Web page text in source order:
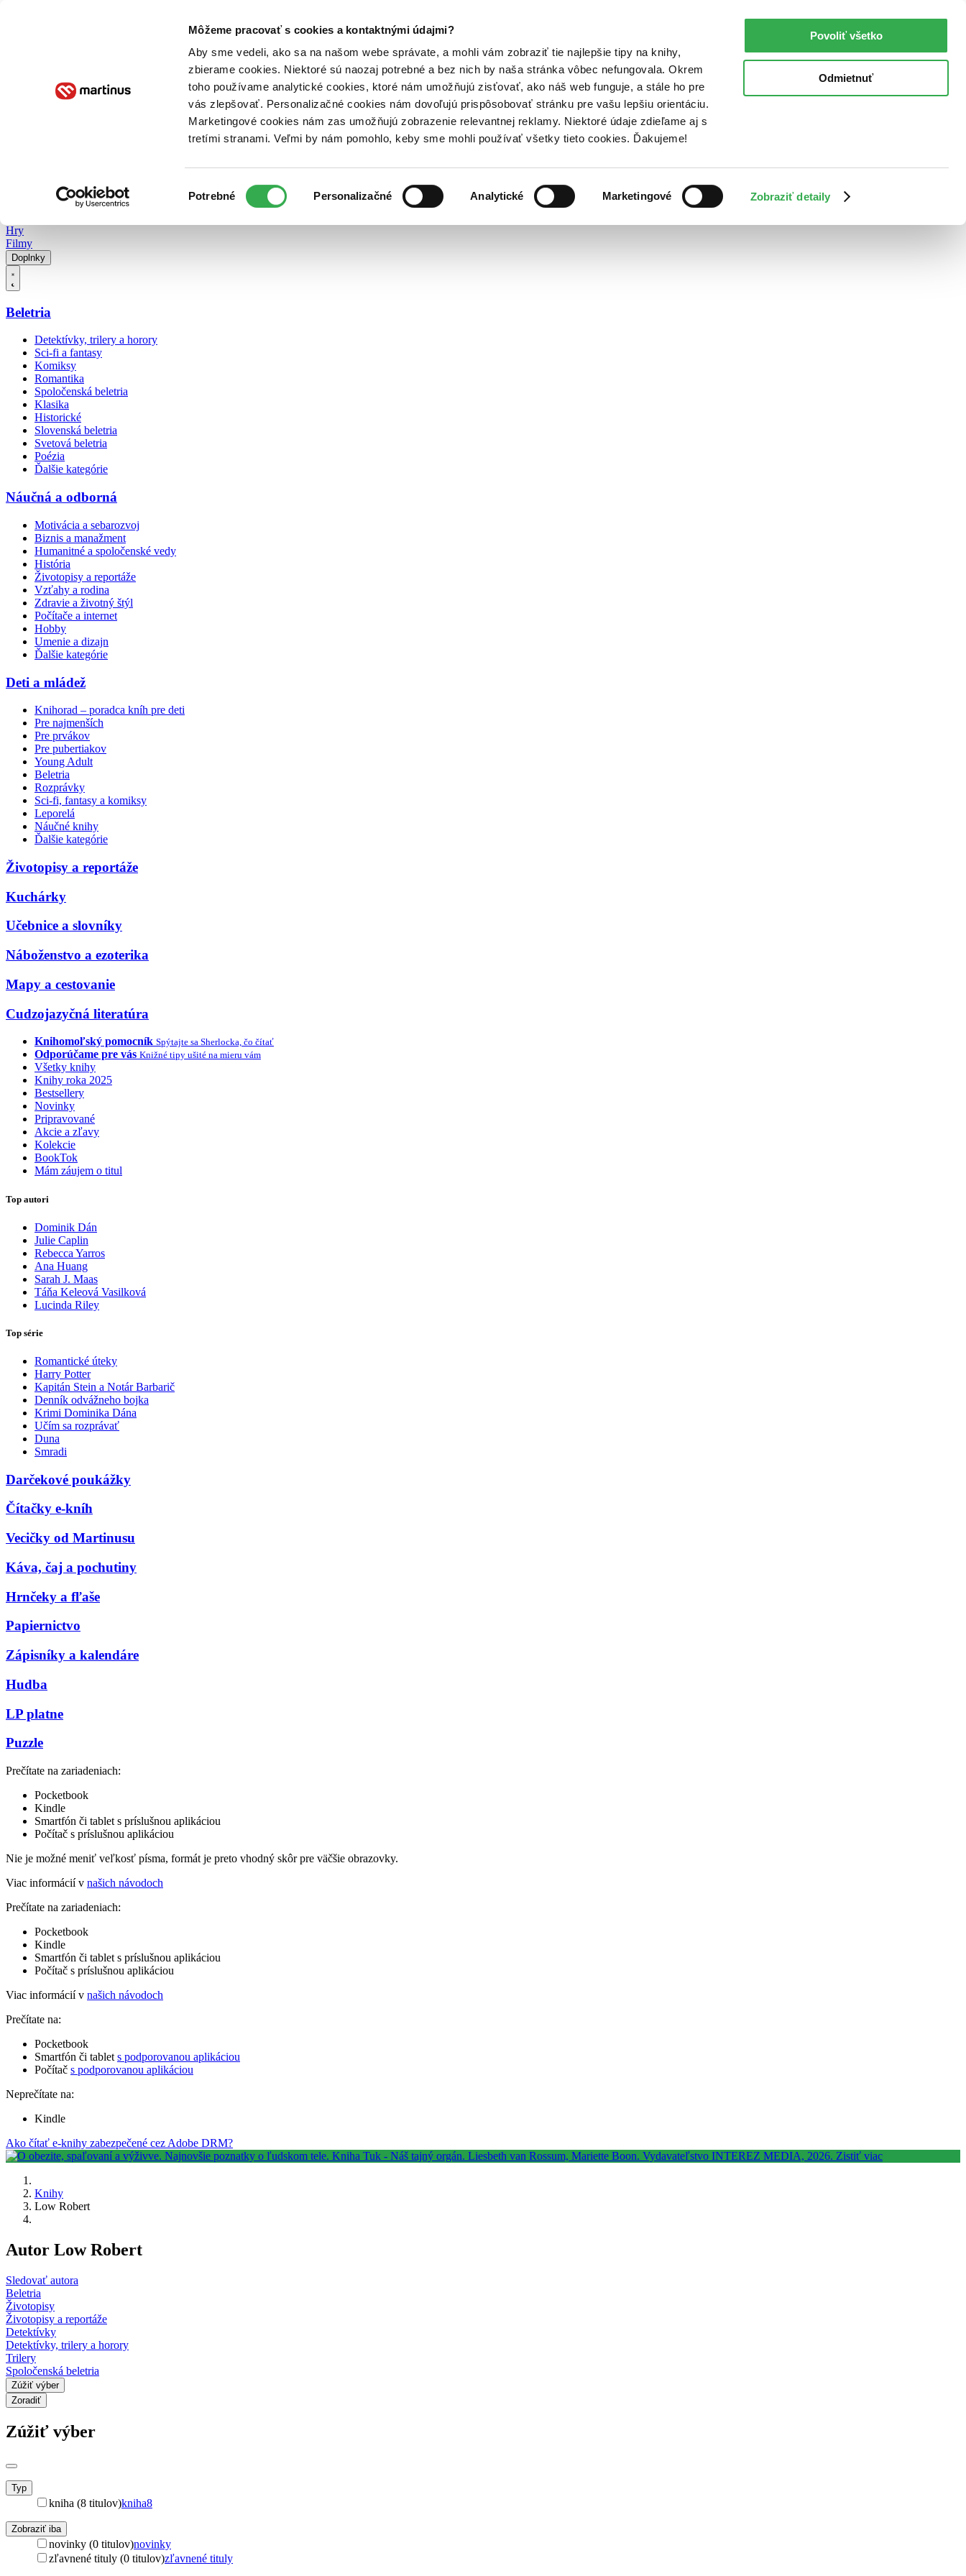
Môžeme pracovať s cookies a kontaktnými údajmi?
Aby sme vedeli, ako sa na našom webe správate, a mohli vám zobraziť tie najlepšie tipy na knihy,
zbierame cookies. Niektoré sú naozaj potrebné a bez nich by naša stránka vôbec nefungovala. Okrem
toho používame analytické cookies, ktoré nám umožňujú zisťovať, ako náš web funguje, a stále ho pre
vás zlepšovať. Personalizačné cookies nám dovoľujú prispôsobovať stránku pre vašu lepšiu orientáciu.
Marketingové cookies nám zas umožňujú zobrazenie relevantnej reklamy. Niektoré údaje zdieľame aj s
tretími stranami. Veľmi by nám pomohlo, keby sme mohli používať všetky tieto cookies. Ďakujeme!
súhlasu
Potrebné Personalizačné Analytické Marketingové Zobraziť detaily
Povoliť všetko
Odmietnuť
Poukážky Kontakt
Hry
Filmy
Doplnky
Beletria
Detektívky, trilery a horory
Sci-fi a fantasy
Komiksy
Romantika
Spoločenská beletria
Klasika
Historické
Slovenská beletria
Svetová beletria
Poézia
Ďalšie kategórie
Náučná a odborná
Motivácia a sebarozvoj
Biznis a manažment
Humanitné a spoločenské vedy
História
Životopisy a reportáže
Vzťahy a rodina
Zdravie a životný štýl
Počítače a internet
Hobby
Umenie a dizajn
Ďalšie kategórie
Deti a mládež
Knihorad – poradca kníh pre deti
Pre najmenších
Pre prvákov
Pre pubertiakov
Young Adult
Beletria
Rozprávky
Sci-fi, fantasy a komiksy
Leporelá
Náučné knihy
Ďalšie kategórie
Životopisy a reportáže
Kuchárky
Učebnice a slovníky
Náboženstvo a ezoterika
Mapy a cestovanie
Cudzojazyčná literatúra
Knihomoľský pomocník Spýtajte sa Sherlocka, čo čítať
Odporúčame pre vás Knižné tipy ušité na mieru vám
Všetky knihy
Knihy roka 2025
Bestsellery
Novinky
Pripravované
Akcie a zľavy
Kolekcie
BookTok
Mám záujem o titul
Top autori
Dominik Dán
Julie Caplin
Rebecca Yarros
Ana Huang
Sarah J. Maas
Táňa Keleová Vasilková
Lucinda Riley
Top série
Romantické úteky
Harry Potter
Kapitán Stein a Notár Barbarič
Denník odvážneho bojka
Krimi Dominika Dána
Učím sa rozprávať
Duna
Smradi
Darčekové poukážky
Čítačky e-kníh
Vecičky od Martinusu
Káva, čaj a pochutiny
Hrnčeky a fľaše
Papiernictvo
Zápisníky a kalendáre
Hudba
LP platne
Puzzle
Prečítate na zariadeniach:
Pocketbook
Kindle
Smartfón či tablet s príslušnou aplikáciou
Počítač s príslušnou aplikáciou
Nie je možné meniť veľkosť písma, formát je preto vhodný skôr pre väčšie obrazovky.
Viac informácií v našich návodoch
Prečítate na zariadeniach:
Pocketbook
Kindle
Smartfón či tablet s príslušnou aplikáciou
Počítač s príslušnou aplikáciou
Viac informácií v našich návodoch
Prečítate na:
Pocketbook
Smartfón či tablet s podporovanou aplikáciou
Počítač s podporovanou aplikáciou
Neprečítate na:
Kindle
Ako čítať e-knihy zabezpečené cez Adobe DRM?
Knihy
Low Robert
Autor Low Robert
Sledovať autora
Beletria
Životopisy
Životopisy a reportáže
Detektívky
Detektívky, trilery a horory
Trilery
Spoločenská beletria
Zúžiť výber
Zoradiť
Zúžiť výber
Typ
kniha (8 titulov)kniha8
Zobraziť iba
novinky (0 titulov)novinky
zľavnené tituly (0 titulov)zľavnené tituly